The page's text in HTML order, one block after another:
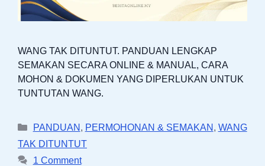
WANG TAK DITUNTUT. PANDUAN LENGKAP
SEMAKAN SECARA ONLINE & MANUAL, CARA
MOHON & DOKUMEN YANG DIPERLUKAN UNTUK
TUNTUTAN WANG.
Categories
PANDUAN , PERMOHONAN & SEMAKAN , WANG
TAK DITUNTUT
1 Comment